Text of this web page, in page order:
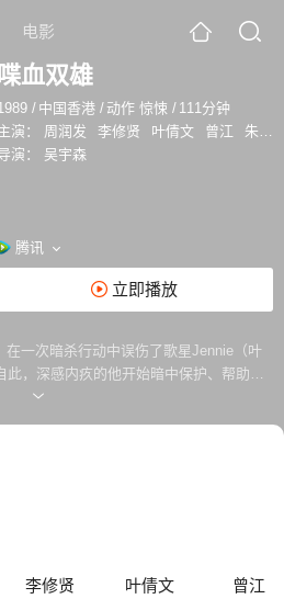
电影
血双雄
/ 中国香港 / 动作 惊悚 / 111分钟
演：
周润发 李修贤 叶倩文 曾江 朱江
演：
吴宇森
腾讯
立即播放
在一次暗杀行动中误伤了歌星Jennie（叶
此，深感内疚的他开始暗中保护、帮助
前筹一笔款送她去国外医治，为此，亚庄
开始同其惺惺相惜，而在应对汪海势力
李修贤 叶倩文 曾江